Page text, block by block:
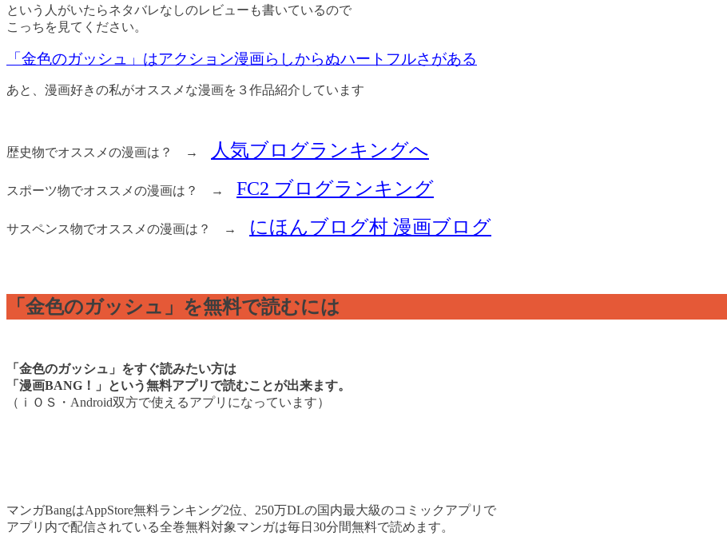
という人がいたらネタバレなしのレビューも書いているので
こっちを見てください。
「金色のガッシュ」はアクション漫画らしからぬハートフルさがある
あと、漫画好きの私がオススメな漫画を３作品紹介しています
歴史物でオススメの漫画は？ → 人気ブログランキングへ
スポーツ物でオススメの漫画は？ → FC2 ブログランキング
サスペンス物でオススメの漫画は？ → にほんブログ村 漫画ブログ
「金色のガッシュ」を無料で読むには
「金色のガッシュ」をすぐ読みたい方は
「漫画BANG！」という無料アプリで読むことが出来ます。
（ｉＯＳ・Android双方で使えるアプリになっています）
マンガBangはAppStore無料ランキング2位、250万DLの国内最大級のコミックアプリで
アプリ内で配信されている全巻無料対象マンガは毎日30分間無料で読めます。